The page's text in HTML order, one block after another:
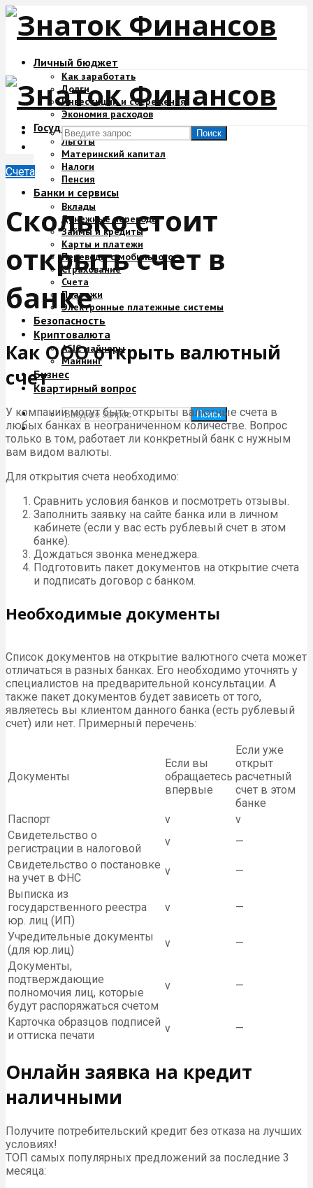
Личный бюджет
Как заработать
Долги
Инвестиции и сбережения
Экономия расходов
Государство и деньги
Льготы
Материнский капитал
Налоги
Пенсия
Банки и сервисы
Вклады
Денежные переводы
Займы и кредиты
Карты и платежи
Переводы с мобильного
Страхование
Счета
Платежи
Электронные платежные системы
Безопасность
Криптовалюта
ASIC майнеры
Майнинг
Бизнес
Квартирный вопрос
Поиск
Поиск
Счета
Сколько стоит
открыть счет в
банке
Как ООО открыть валютный
счет
У компании могут быть открыты валютные счета в
любых банках в неограниченном количестве. Вопрос
только в том, работает ли конкретный банк с нужным
вам видом валюты.
Для открытия счета необходимо:
Сравнить условия банков и посмотреть отзывы.
Заполнить заявку на сайте банка или в личном
кабинете (если у вас есть рублевый счет в этом
банке).
Дождаться звонка менеджера.
Подготовить пакет документов на открытие счета
и подписать договор с банком.
Необходимые документы
Список документов на открытие валютного счета может
отличаться в разных банках. Его необходимо уточнять у
специалистов на предварительной консультации. А
также пакет документов будет зависеть от того,
являетесь вы клиентом данного банка (есть рублевый
счет) или нет. Примерный перечень:
Документы
Если вы
обращаетесь
впервые
Если уже
открыт
расчетный
счет в этом
банке
Паспорт
v
v
Свидетельство о
регистрации в налоговой
v
—
Свидетельство о постановке
на учет в ФНС
v
—
Выписка из
государственного реестра
юр. лиц (ИП)
v —
Учредительные документы
(для юр.лиц)
v
—
Документы,
подтверждающие
полномочия лиц, которые
будут распоряжаться счетом
v —
Карточка образцов подписей
и оттиска печати
v —
Онлайн заявка на кредит
наличными
Получите потребительский кредит без отказа на лучших
условиях!
ТОП самых популярных предложений за последние 3
месяца: